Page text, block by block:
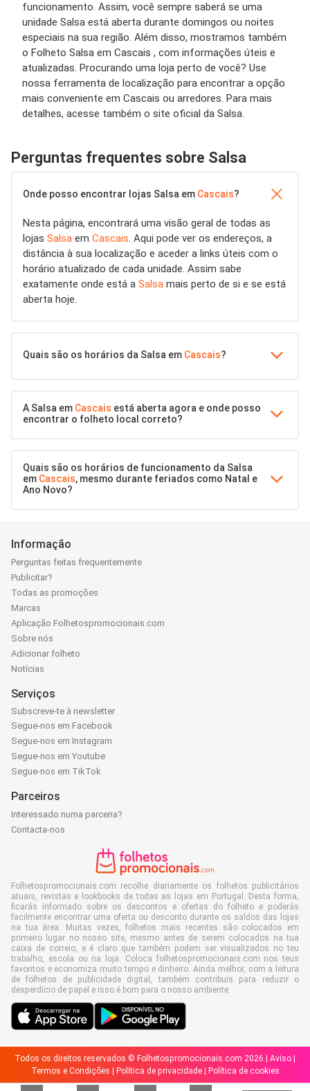
funcionamento. Assim, você sempre saberá se uma
unidade Salsa está aberta durante domingos ou noites
especiais na sua região. Além disso, mostramos também
o Folheto Salsa em Cascais , com informações úteis e
atualizadas. Procurando uma loja perto de você? Use
nossa ferramenta de localização para encontrar a opção
mais conveniente em Cascais ou arredores. Para mais
detalhes, acesse também o site oficial da Salsa.
Perguntas frequentes sobre Salsa
Onde posso encontrar lojas Salsa em Cascais?
Nesta página, encontrará uma visão geral de todas as
lojas Salsa em Cascais. Aqui pode ver os endereços, a
distância à sua localização e aceder a links úteis com o
horário atualizado de cada unidade. Assim sabe
exatamente onde está a Salsa mais perto de si e se está
aberta hoje.
Quais são os horários da Salsa em Cascais?
A Salsa em Cascais está aberta agora e onde posso
encontrar o folheto local correto?
Quais são os horários de funcionamento da Salsa
em Cascais, mesmo durante feriados como Natal e
Ano Novo?
Informação
Perguntas feitas frequentemente
Publicitar?
Todas as promoções
Marcas
Aplicação Folhetospromocionais.com
Sobre nós
Adicionar folheto
Notícias
Serviços
Subscreve-te à newsletter
Segue-nos em Facebook
Segue-nos em Instagram
Segue-nos em Youtube
Segue-nos em TikTok
Parceiros
Interessado numa parceria?
Contacta-nos
Folhetospromocionais.com recolhe diariamente os folhetos publicitários
atuais, revistas e lookbooks de todas as lojas em Portugal. Desta forma,
ficarás informado sobre os descontos e ofertas do folheto e poderás
facilmente encontrar uma oferta ou desconto durante os saldos das lojas
na tua área. Muitas vezes, folhetos mais recentes são colocados em
primeiro lugar no nosso site, mesmo antes de serem colocados na tua
caixa de correio, e é claro que também podem ser visualizados no teu
trabalho, escola ou na loja. Coloca folhetospromocionais.com nos teus
favoritos e economiza muito tempo e dinheiro. Ainda melhor, com a leitura
de folhetos de publicidade digital, também contribuis para reduzir o
desperdício de papel e isso é bom para o nosso ambiente.
Todos os direitos reservados © Folhetospromocionais.com 2026 | Aviso
Termos e Condições
Política de privacidade| Política de cookies